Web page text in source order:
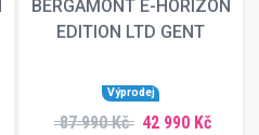
BERGAMONT E-HORIZON
EDITION LTD GENT
Výprodej
87 990 Kč 42 990 Kč